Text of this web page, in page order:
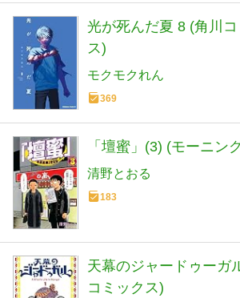
光が死んだ夏 8 (角川
ス)
モクモクれん
369
「壇蜜」(3) (モーニン
清野とおる
183
天幕のジャードゥーガ
コミックス)